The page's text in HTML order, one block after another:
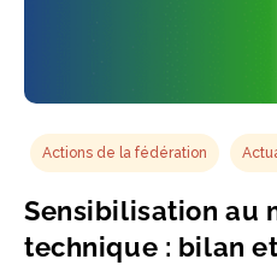
Actions de la fédération
Sensibilisation au
technique : bilan